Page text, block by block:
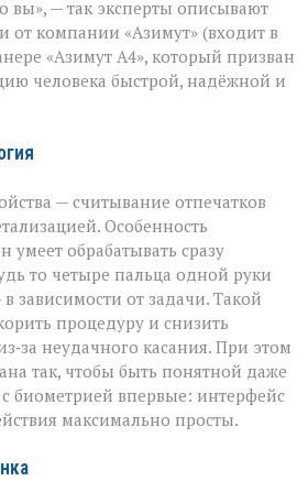
секунды»:
новый
биосканер
от
«Азимута»
вы», — так эксперты описывают
от компании «Азимут» (входит в
«Азимут А4», который призван
человека быстрой, надёжной и
— считывание отпечатков
Особенность
умеет обрабатывать сразу
то четыре пальца одной руки
зависимости от задачи. Такой
процедуру и снизить
неудачного касания. При этом
так, чтобы быть понятной даже
с биометрией впервые: интерфейс
максимально просты.